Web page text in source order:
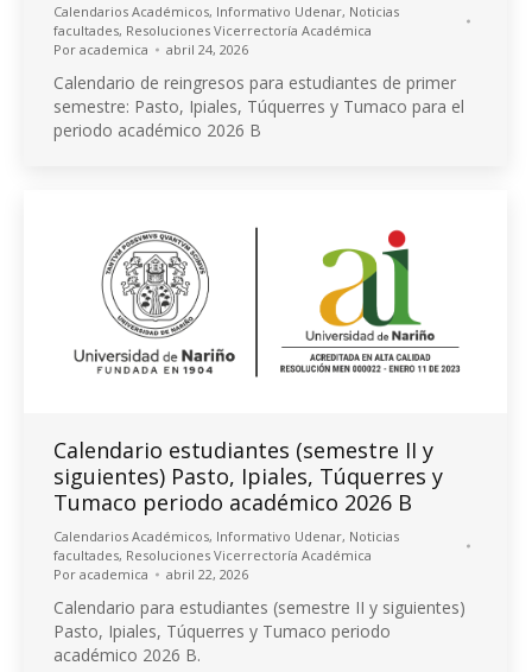
Calendarios Académicos, Informativo Udenar, Noticias
facultades, Resoluciones Vicerrectoría Académica
Por academica abril 24, 2026
Calendario de reingresos para estudiantes de primer
semestre: Pasto, Ipiales, Túquerres y Tumaco para el
periodo académico 2026 B
Calendario estudiantes (semestre II y
siguientes) Pasto, Ipiales, Túquerres y
Tumaco periodo académico 2026 B
Calendarios Académicos, Informativo Udenar, Noticias
facultades, Resoluciones Vicerrectoría Académica
Por academica abril 22, 2026
Calendario para estudiantes (semestre II y siguientes)
Pasto, Ipiales, Túquerres y Tumaco periodo
académico 2026 B.